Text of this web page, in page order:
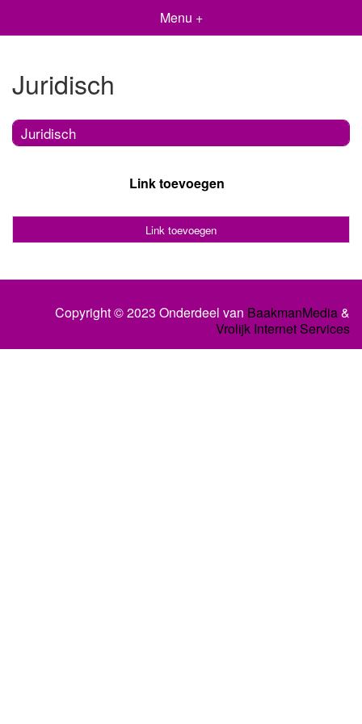
Menu +
Juridisch
Juridisch
Link toevoegen
Link toevoegen
Copyright © 2023 Onderdeel van BaakmanMedia&
Vrolijk Internet Services